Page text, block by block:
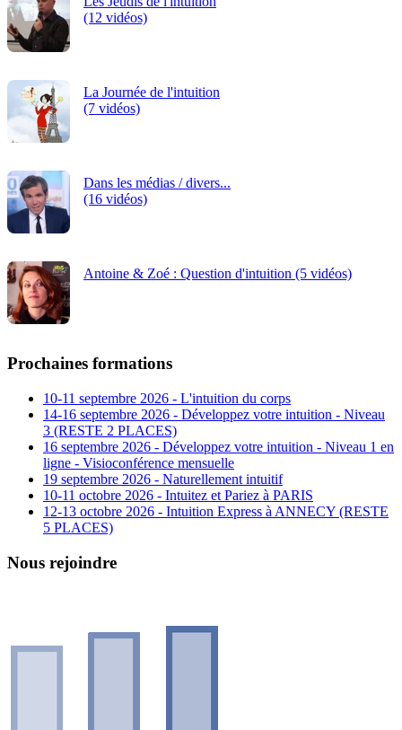
(12 vidéos)
La Journée de l'intuition
(7 vidéos)
Dans les médias / divers...
(16 vidéos)
Antoine & Zoé : Question d'intuition (5 vidéos)
Prochaines formations
10-11 septembre 2026 - L'intuition du corps
14-16 septembre 2026 - Développez votre intuition - Niveau
3 (RESTE 2 PLACES)
16 septembre 2026 - Développez votre intuition - Niveau 1 en
ligne - Visioconférence mensuelle
19 septembre 2026 - Naturellement intuitif
10-11 octobre 2026 - Intuitez et Pariez à PARIS
12-13 octobre 2026 - Intuition Express à ANNECY (RESTE
5 PLACES)
Nous rejoindre